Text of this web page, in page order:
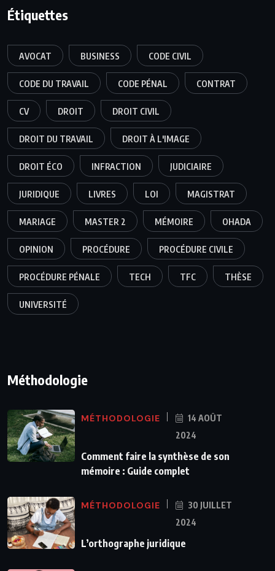
Étiquettes
AVOCAT BUSINESS CODE CIVIL
CODE DU TRAVAIL CODE PÉNAL CONTRAT
CV DROIT DROIT CIVIL
DROIT DU TRAVAIL DROIT À L'IMAGE
DROIT ÉCO INFRACTION JUDICIAIRE
JURIDIQUE LIVRES LOI MAGISTRAT
MARIAGE MASTER 2 MÉMOIRE OHADA
OPINION PROCÉDURE PROCÉDURE CIVILE
PROCÉDURE PÉNALE TECH TFC THÈSE
UNIVERSITÉ
Méthodologie
MÉTHODOLOGIE
14 AOÛT
2024
Comment faire la synthèse de son
mémoire : Guide complet
MÉTHODOLOGIE
30 JUILLET
2024
L’orthographe juridique